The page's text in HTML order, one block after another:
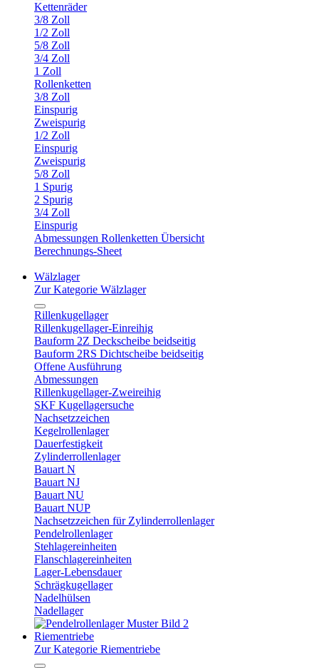
Kettenräder
3/8 Zoll
1/2 Zoll
5/8 Zoll
3/4 Zoll
1 Zoll
Rollenketten
3/8 Zoll
Einspurig
Zweispurig
1/2 Zoll
Einspurig
Zweispurig
5/8 Zoll
1 Spurig
2 Spurig
3/4 Zoll
Einspurig
Abmessungen Rollenketten Übersicht
Berechnungs-Sheet
Wälzlager
Zur Kategorie Wälzlager
Rillenkugellager
Rillenkugellager-Einreihig
Bauform 2Z Deckscheibe beidseitig
Bauform 2RS Dichtscheibe beidseitig
Offene Ausführung
Abmessungen
Rillenkugellager-Zweireihig
SKF Kugellagersuche
Nachsetzzeichen
Kegelrollenlager
Dauerfestigkeit
Zylinderrollenlager
Bauart N
Bauart NJ
Bauart NU
Bauart NUP
Nachsetzzeichen für Zylinderrollenlager
Pendelrollenlager
Stehlagereinheiten
Flanschlagereinheiten
Lager-Lebensdauer
Schrägkugellager
Nadelhülsen
Nadellager
Riementriebe
Zur Kategorie Riementriebe